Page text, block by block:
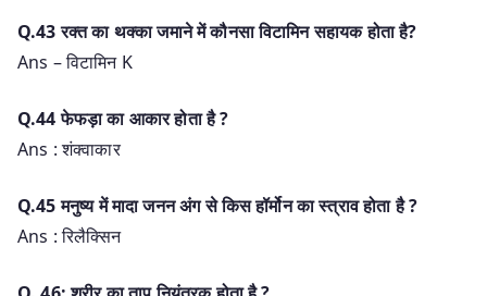
Q.43 रक्त का थक्का जमाने में कौनसा विटामिन सहायक होता है?
Ans – विटामिन K
Q.44 फेफड़ा का आकार होता है ?
Ans : शंक्वाकार
Q.45 मनुष्य में मादा जनन अंग से किस हॉर्मोन का स्त्राव होता है ?
Ans : रिलैक्सिन